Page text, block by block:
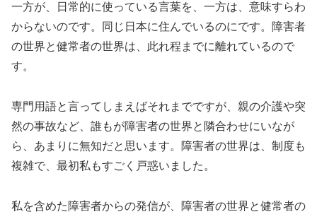
一方が、日常的に使っている言葉を、一方は、意味すらわ
からないのです。同じ日本に住んでいるのにです。障害者
の世界と健常者の世界は、此れ程までに離れているので
す。
専門用語と言ってしまえばそれまでですが、親の介護や突
然の事故など、誰もが障害者の世界と隣合わせにいなが
ら、あまりに無知だと思います。障害者の世界は、制度も
複雑で、最初私もすごく戸惑いました。
私を含めた障害者からの発信が、障害者の世界と健常者の